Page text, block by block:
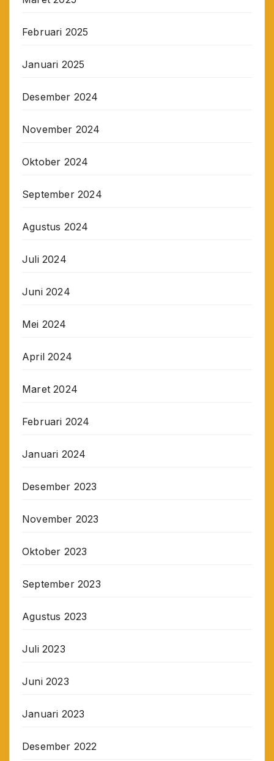
Februari 2025
Januari 2025
Desember 2024
November 2024
Oktober 2024
September 2024
Agustus 2024
Juli 2024
Juni 2024
Mei 2024
April 2024
Maret 2024
Februari 2024
Januari 2024
Desember 2023
November 2023
Oktober 2023
September 2023
Agustus 2023
Juli 2023
Juni 2023
Januari 2023
Desember 2022